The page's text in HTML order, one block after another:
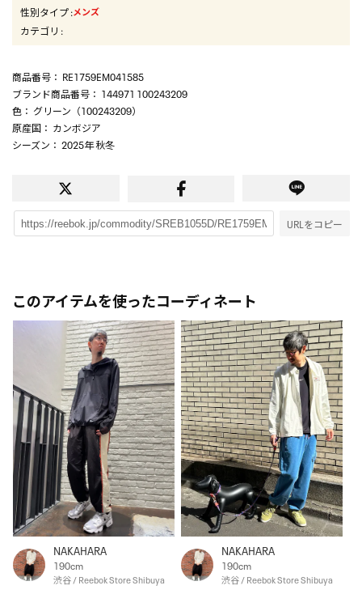
性別タイプ:メンズ
カテゴリ :
商品番号 ： RE1759EM041585
ブランド商品番号 ： 144971 100243209
色 ： グリーン（100243209）
原産国 ： カンボジア
シーズン ： 2025年 秋冬
URLをコピー
このアイテムを使ったコーディネート
NAKAHARA
190cm
渋谷 / Reebok Store Shibuya
NAKAHARA
190cm
渋谷 / Reebok Store Shibuya